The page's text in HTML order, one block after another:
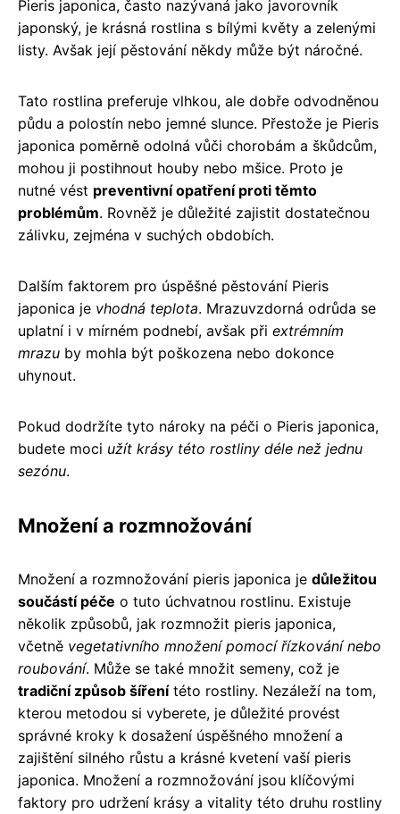
Pieris japonica, často nazývaná jako javorovník
japonský, je krásná rostlina s bílými květy a zelenými
listy. Avšak její pěstování někdy může být náročné.
Tato rostlina preferuje vlhkou, ale dobře odvodněnou
půdu a polostín nebo jemné slunce. Přestože je Pieris
japonica poměrně odolná vůči chorobám a škůdcům,
mohou ji postihnout houby nebo mšice. Proto je
nutné vést preventivní opatření proti těmto
problémům. Rovněž je důležité zajistit dostatečnou
zálivku, zejména v suchých obdobích.
Dalším faktorem pro úspěšné pěstování Pieris
japonica je vhodná teplota. Mrazuvzdorná odrůda se
uplatní i v mírném podnebí, avšak při extrémním
mrazu by mohla být poškozena nebo dokonce
uhynout.
Pokud dodržíte tyto nároky na péči o Pieris japonica,
budete moci užít krásy této rostliny déle než jednu
sezónu.
Množení a rozmnožování
Množení a rozmnožování pieris japonica je důležitou
součástí péče o tuto úchvatnou rostlinu. Existuje
několik způsobů, jak rozmnožit pieris japonica,
včetně vegetativního množení pomocí řízkování nebo
roubování. Může se také množit semeny, což je
tradiční způsob šířenítéto rostliny. Nezáleží na tom,
kterou metodou si vyberete, je důležité provést
správné kroky k dosažení úspěšného množení a
zajištění silného růstu a krásné kvetení vaší pieris
japonica. Množení a rozmnožování jsou klíčovými
faktory pro udržení krásy a vitality této druhu rostliny